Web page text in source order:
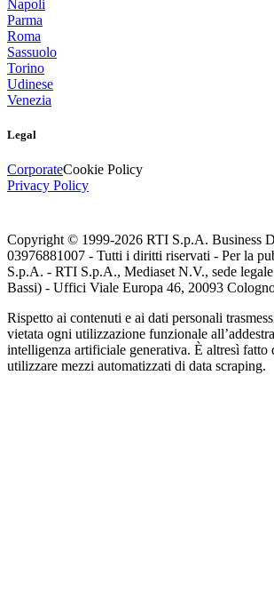
Napoli
Parma
Roma
Sassuolo
Torino
Udinese
Venezia
Legal
CorporateCookie Policy
Privacy Policy
Copyright © 1999-2026 RTI S.p.A. Business
03976881007 - Tutti i diritti riservati - Per la
S.p.A. - RTI S.p.A., Mediaset N.V., sede
Bassi) - Uffici Viale Europa 46, 20093
Rispetto ai contenuti e ai dati personali
vietata ogni utilizzazione funzionale
intelligenza artificiale generativa. È altresì fatto
utilizzare mezzi automatizzati di data scraping.